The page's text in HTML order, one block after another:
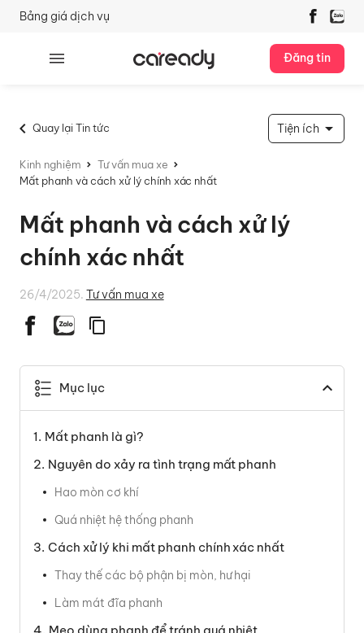
Bảng giá dịch vụ
Đăng tin
Quay lại Tin tức Tiện ích
Kinh nghiệm
Tư vấn mua xe
Mất phanh và cách xử lý chính xác nhất
Mất phanh và cách xử lý
chính xác nhất
26/4/2025. Tư vấn mua xe
Mục lục
Mất phanh là gì?
Nguyên do xảy ra tình trạng mất phanh
Hao mòn cơ khí
Quá nhiệt hệ thống phanh
Cách xử lý khi mất phanh chính xác nhất
Thay thế các bộ phận bị mòn, hư hại
Làm mát đĩa phanh